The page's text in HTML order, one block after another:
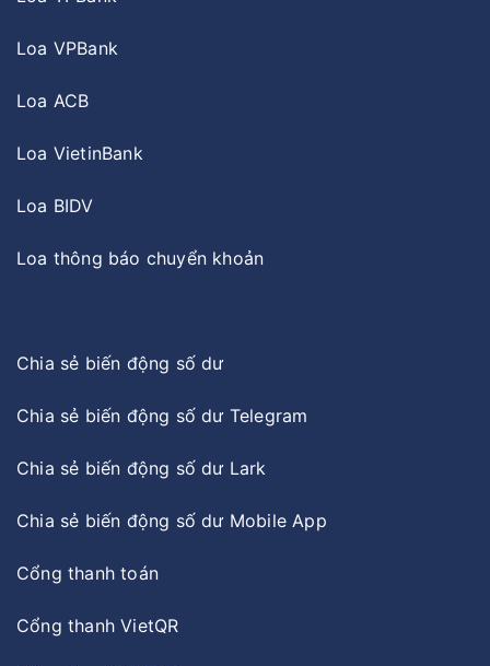
Loa VPBank
Loa ACB
Loa VietinBank
Loa BIDV
Loa thông báo chuyển khoản
Chia sẻ biến động số dư
Chia sẻ biến động số dư Telegram
Chia sẻ biến động số dư Lark
Chia sẻ biến động số dư Mobile App
Cổng thanh toán
Cổng thanh VietQR